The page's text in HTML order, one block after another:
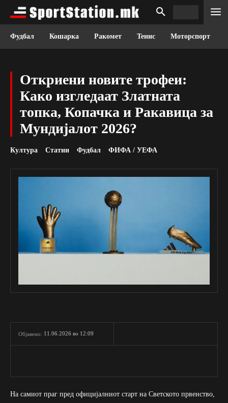
Фудбал Кошарка Ракомет Тенис Моторспорт
Откриени новите трофеи:
Како изгледаат Златната
топка, Копачка и Ракавица за
Мундијалот 2026?
Култура Статии Фудбал ФИФА / УЕФА
Објавено: 11.06.2026 во 12:09
На самиот праг пред официјалниот старт на Светското првенство,